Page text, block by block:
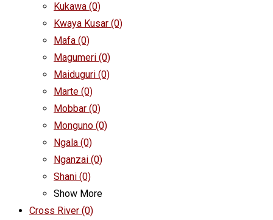
Kukawa (0)
Kwaya Kusar (0)
Mafa (0)
Magumeri (0)
Maiduguri (0)
Marte (0)
Mobbar (0)
Monguno (0)
Ngala (0)
Nganzai (0)
Shani (0)
Show More
Cross River (0)